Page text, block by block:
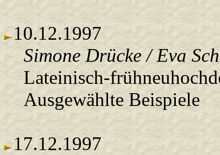
10.12.1997
Simone Drücke / Eva
Lateinisch-
Ausgewählte Beispiele
17.12.1997